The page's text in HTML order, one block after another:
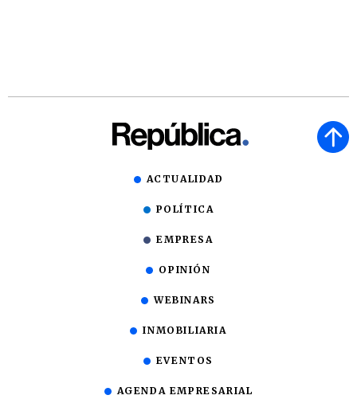
ACTUALIDAD
POLÍTICA
EMPRESA
OPINIÓN
WEBINARS
INMOBILIARIA
EVENTOS
AGENDA EMPRESARIAL